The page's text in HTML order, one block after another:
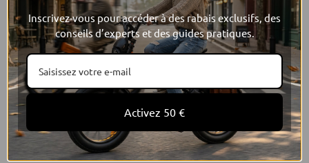
personne n'est disponible pour réceptionner la livraison ;
(f) Si la réception en personne est requise, il n'y a personne à
l'adresse de livraison pour accepter la livraison et apposer une
signature.
Inscrivez-vous pour accéder à des rabais exclusifs, des
conseils d’experts et des guides pratiques.
Activez 50 €